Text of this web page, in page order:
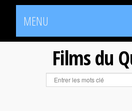
MENU
Films du